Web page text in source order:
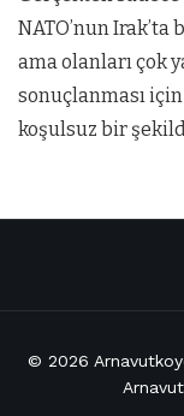
NATO’nun
ama olanları çok
sonuçlanması
koşulsuz bir
© 2026